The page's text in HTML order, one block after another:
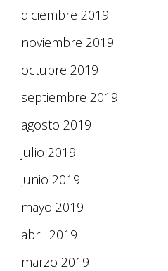
diciembre 2019
noviembre 2019
octubre 2019
septiembre 2019
agosto 2019
julio 2019
junio 2019
mayo 2019
abril 2019
marzo 2019